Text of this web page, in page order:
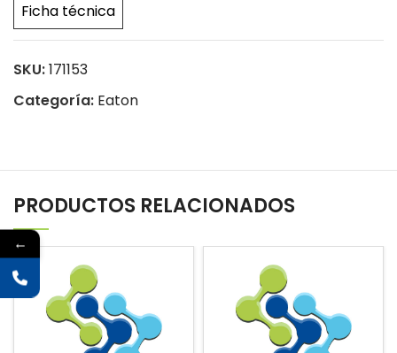
Ficha técnica
SKU:171153
Categoría: Eaton
PRODUCTOS RELACIONADOS
←